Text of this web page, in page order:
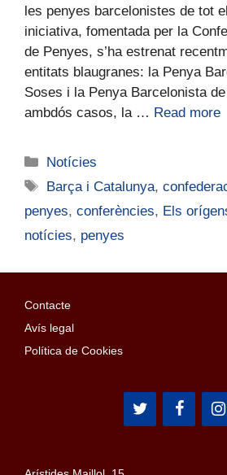
les penyes barcelonistes de tot
iniciativa, fomentada per la
de Penyes, s’ha estrenat
entitats blaugranes: la Penya
Soses i la Penya Barcelonista
ambdós casos, la … Read more
Notícies
Barça i Catalunya,
penyes, conferències, Els
notícies, penyes
Contacte
Avís legal
Política de Cookies